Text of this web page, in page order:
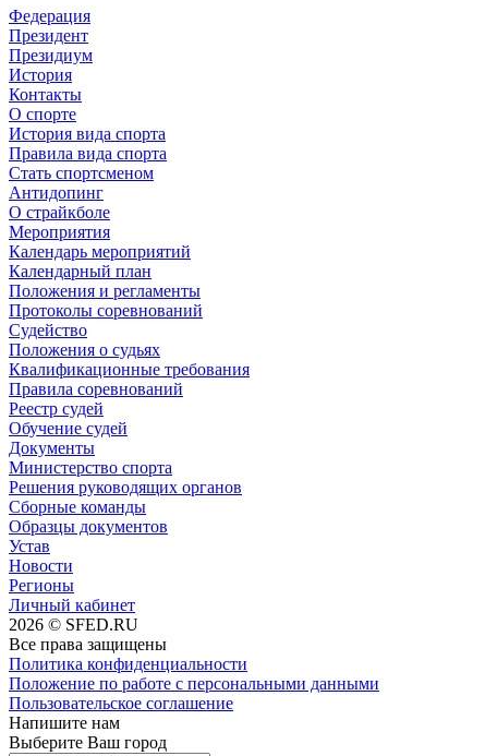
Федерация
Президент
Президиум
История
Контакты
О спорте
История вида спорта
Правила вида спорта
Стать спортсменом
Антидопинг
О страйкболе
Мероприятия
Календарь мероприятий
Календарный план
Положения и регламенты
Протоколы соревнований
Судейство
Положения о судьях
Квалификационные требования
Правила соревнований
Реестр судей
Обучение судей
Документы
Министерство спорта
Решения руководящих органов
Сборные команды
Образцы документов
Устав
Новости
Регионы
Личный кабинет
2026 © SFED.RU
Все права защищены
Политика конфиденциальности
Положение по работе с персональными данными
Пользовательское соглашение
Напишите нам
Выберите Ваш город